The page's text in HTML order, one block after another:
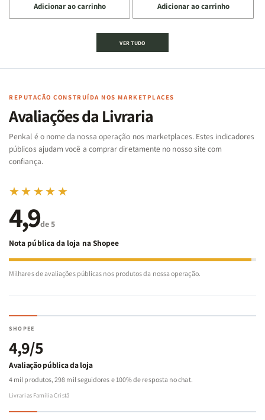
quantidade
de
Cartas
Famílias
Bíblia
-
Penkal
quantidade
de
Jogo
Cartas
Famílias
da
Bíblia
-
Penkal
Adicionar ao carrinho
quantidade
de
Jogo
|
de
quantidade
de
|
Adicionar ao carrinho
VER TUDO
REPUTAÇÃO CONSTRUÍDA NOS MARKETPLACES
Avaliações da Livraria
Penkal é o nome da nossa operação nos marketplaces. Estes indicadores
públicos ajudam você a comprar diretamente no nosso site com
confiança.
★★★★★
4,9de 5
Nota pública da loja na Shopee
Milhares de avaliações públicas nos produtos da nossa operação.
SHOPEE
4,9/5
Avaliação pública da loja
4 mil produtos, 298 mil seguidores e 100% de resposta no chat.
Livrarias Família Cristã